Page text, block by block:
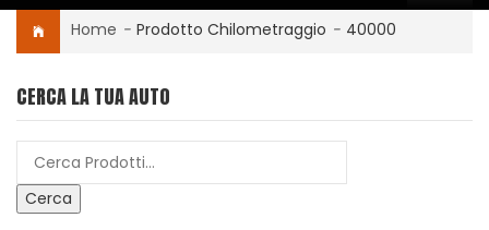
Home - Prodotto Chilometraggio - 40000
CERCA LA TUA AUTO
Cerca